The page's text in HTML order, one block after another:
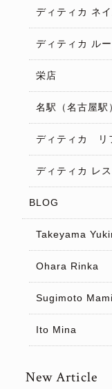
ディティカ ネ
ディティカ ルー
栄店
名駅（名古屋駅
ディティカ リ
ディティカ レス
BLOG
Takeyama
Ohara Rinka
Sugimoto Mami
Ito Mina
New Article